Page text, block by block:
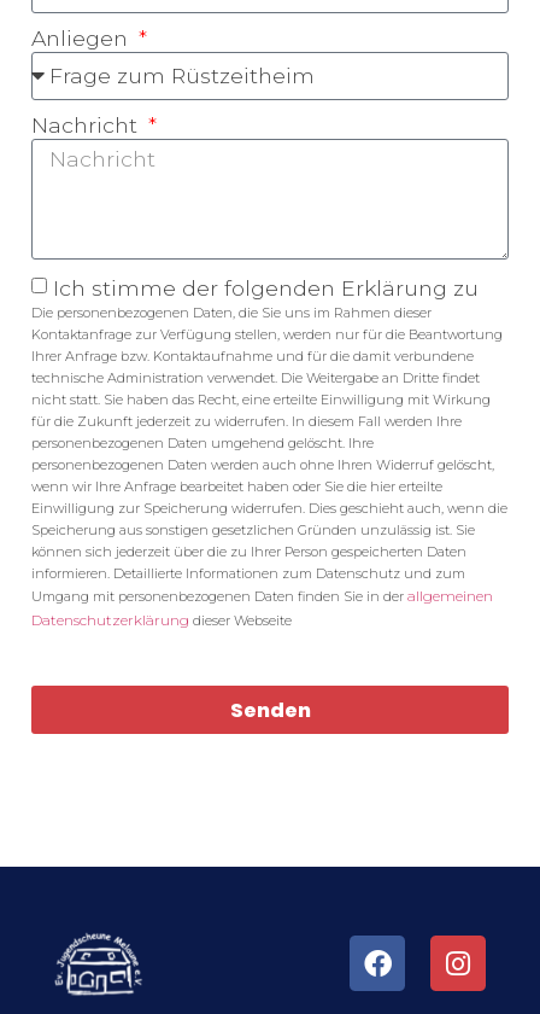
Anliegen
Nachricht
Ich stimme der folgenden Erklärung zu
Die personenbezogenen Daten, die Sie uns im Rahmen dieser
Kontaktanfrage zur Verfügung stellen, werden nur für die Beantwortung
Ihrer Anfrage bzw. Kontaktaufnahme und für die damit verbundene
technische Administration verwendet. Die Weitergabe an Dritte findet
nicht statt. Sie haben das Recht, eine erteilte Einwilligung mit Wirkung
für die Zukunft jederzeit zu widerrufen. In diesem Fall werden Ihre
personenbezogenen Daten umgehend gelöscht. Ihre
personenbezogenen Daten werden auch ohne Ihren Widerruf gelöscht,
wenn wir Ihre Anfrage bearbeitet haben oder Sie die hier erteilte
Einwilligung zur Speicherung widerrufen. Dies geschieht auch, wenn die
Speicherung aus sonstigen gesetzlichen Gründen unzulässig ist. Sie
können sich jederzeit über die zu Ihrer Person gespeicherten Daten
informieren. Detaillierte Informationen zum Datenschutz und zum
Umgang mit personenbezogenen Daten finden Sie in der allgemeinen
Datenschutzerklärung dieser Webseite
Senden